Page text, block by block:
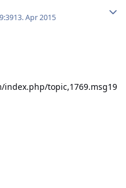
13. Apr 2015
topic,1769.msg19